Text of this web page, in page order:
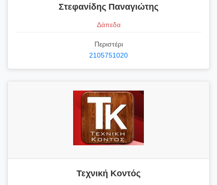
Στεφανίδης Παναγιώτης
Δάπεδα
Περιστέρι
2105751020
Τεχνική Κοντός